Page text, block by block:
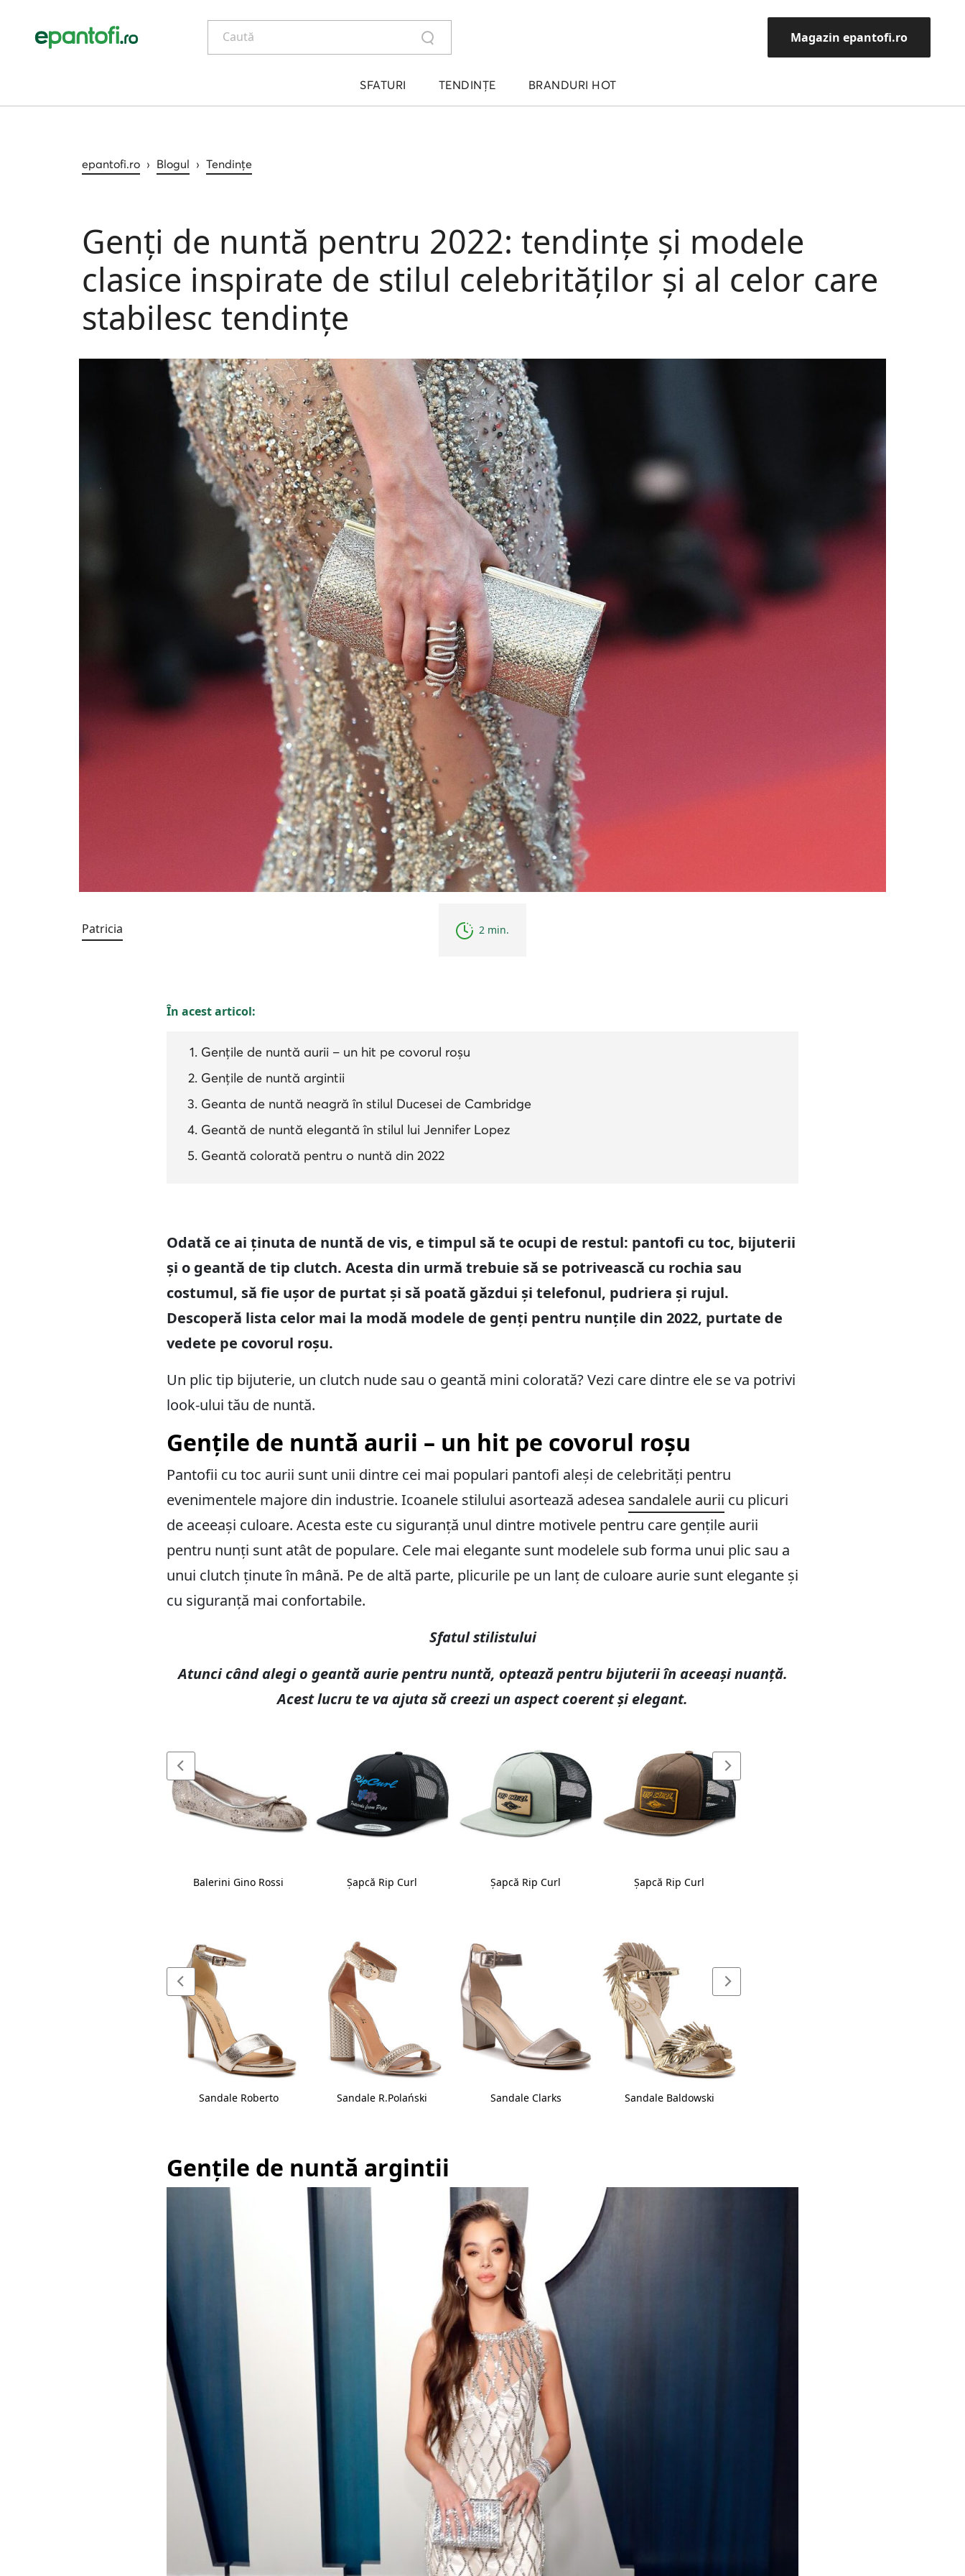
Caută Magazin epantofi.ro
SFATURI TENDINȚE BRANDURI HOT
epantofi.ro › Blogul › Tendințe
Genți de nuntă pentru 2022: tendințe și modele
clasice inspirate de stilul celebrităților și al celor care
stabilesc tendințe
Patricia 2 min.
În acest articol:
Gențile de nuntă aurii – un hit pe covorul roșu
Gențile de nuntă argintii
Geanta de nuntă neagră în stilul Ducesei de Cambridge
Geantă de nuntă elegantă în stilul lui Jennifer Lopez
Geantă colorată pentru o nuntă din 2022
Odată ce ai ținuta de nuntă de vis, e timpul să te ocupi de restul: pantofi cu toc, bijuterii
și o geantă de tip clutch. Acesta din urmă trebuie să se potrivească cu rochia sau
costumul, să fie ușor de purtat și să poată găzdui și telefonul, pudriera și rujul.
Descoperă lista celor mai la modă modele de genți pentru nunțile din 2022, purtate de
vedete pe covorul roșu.
Un plic tip bijuterie, un clutch nude sau o geantă mini colorată? Vezi care dintre ele se va potrivi
look-ului tău de nuntă.
Gențile de nuntă aurii – un hit pe covorul roșu
Pantofii cu toc aurii sunt unii dintre cei mai populari pantofi aleși de celebrități pentru
evenimentele majore din industrie. Icoanele stilului asortează adesea sandalele aurii cu plicuri
de aceeași culoare. Acesta este cu siguranță unul dintre motivele pentru care gențile aurii
pentru nunți sunt atât de populare. Cele mai elegante sunt modelele sub forma unui plic sau a
unui clutch ținute în mână. Pe de altă parte, plicurile pe un lanț de culoare aurie sunt elegante și
cu siguranță mai confortabile.
Sfatul stilistului
Atunci când alegi o geantă aurie pentru nuntă, optează pentru bijuterii în aceeași nuanță.
Acest lucru te va ajuta să creezi un aspect coerent și elegant.
Balerini Gino Rossi Șapcă Rip Curl Șapcă Rip Curl Șapcă Rip Curl
Sandale Roberto Sandale R.Polański Sandale Clarks Sandale Baldowski
Gențile de nuntă argintii